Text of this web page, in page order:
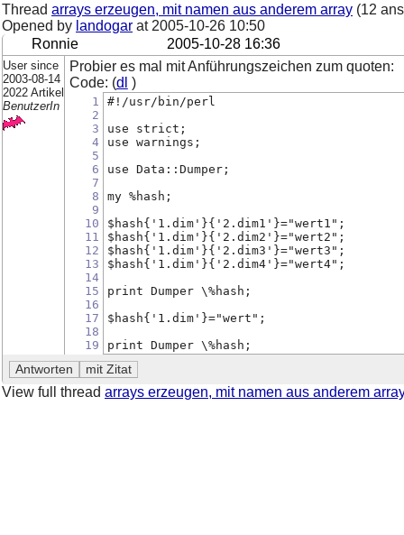
Thread arrays erzeugen, mit namen aus anderem array (12
Opened by landogar at 2005-10-26 10:50
Ronnie
2005-10-28 16:36
User since
2003-08-14
2022 Artikel
BenutzerIn
Probier es mal mit Anführungszeichen zum quoten:
Code: (dl )
1
2
3
4
5
6
7
8
9
10
11
12
13
14
15
16
17
18
19
#!/usr/bin/perl
use strict;
use warnings;
use Data::Dumper;
my %hash;
$hash{'1.dim'}{'2.dim1'}="wert1";
$hash{'1.dim'}{'2.dim2'}="wert2";
$hash{'1.dim'}{'2.dim3'}="wert3";
$hash{'1.dim'}{'2.dim4'}="wert4";
print Dumper \%hash;
$hash{'1.dim'}="wert";
print Dumper \%hash;
View full thread arrays erzeugen, mit namen aus anderem